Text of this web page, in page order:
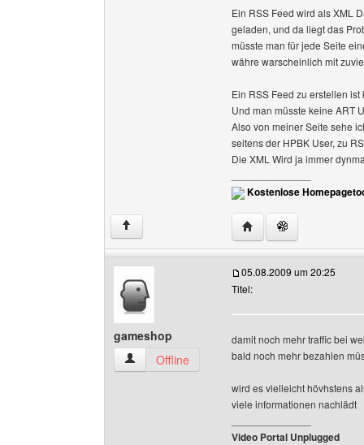
Ein RSS Feed wird als XML
geladen, und da liegt das
müsste man für jede Seite
währe warscheinlich mit
Ein RSS Feed zu erstellen
Und man müsste keine ART
Also von meiner Seite sehe
seitens der HPBK User, zu
Die XML Wird ja immer
Kostenlose
↑ Website dieses
gameshop
gameshop Benutzer-Profile anzeigen
Offline
05.08.2009 um 20:25
Titel:
damit noch mehr traffic bei
bald noch mehr bezahlen
wird es vielleicht hövhstens
viele informationen nachlädt
Video Portal Unplugged